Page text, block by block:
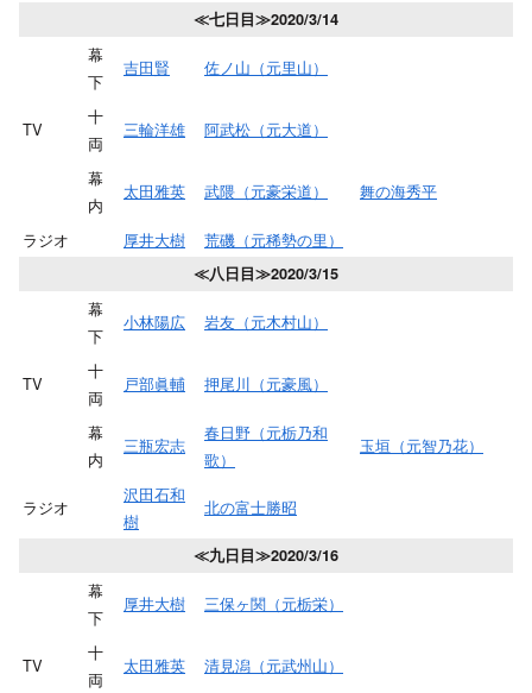
≪七日目≫2020/3/14
TV
幕
下
吉田賢 佐ノ山（元里山）
十
両
三輪洋雄 阿武松（元大道）
幕
内
太田雅英 武隈（元豪栄道） 舞の海秀平
ラジオ 厚井大樹 荒磯（元稀勢の里）
≪八日目≫2020/3/15
TV
幕
下
小林陽広 岩友（元木村山）
十
両
戸部眞輔 押尾川（元豪風）
幕
内
三瓶宏志
春日野（元栃乃和
歌）
玉垣（元智乃花）
ラジオ
沢田石和
樹
北の富士勝昭
≪九日目≫2020/3/16
TV
幕
下
厚井大樹 三保ヶ関（元栃栄）
十
両
太田雅英 清見潟（元武州山）